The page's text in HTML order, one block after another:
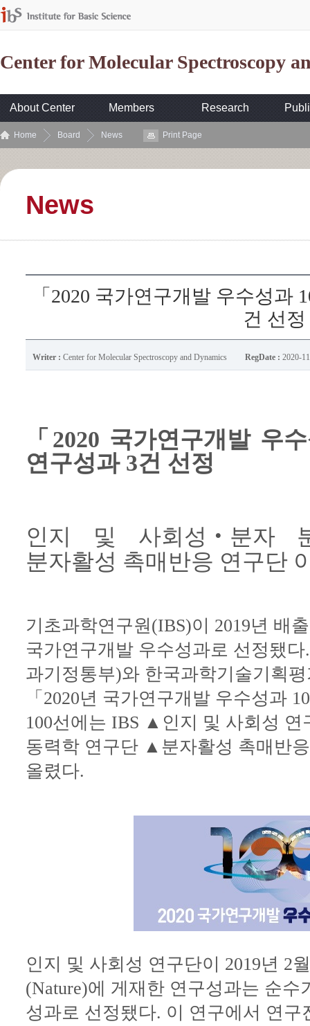
Center for Molecular Spectroscopy
About Center Members Research
Home Board News Print Page
News
「2020 국가연구개발 우수성과
건 선정
Writer : Center for Molecular Spectroscopy and Dynamics RegDate : 2020-
「2020 국가연구개발 우
연구성과 3건 선정
인지 및 사회성‧분자
분자활성 촉매반응 연구단
기초과학연구원(IBS)이 2019년 배
국가연구개발 우수성과로 선정됐
과기정통부)와 한국과학기술기획
「2020년 국가연구개발 우수성과
100선에는 IBS ▲인지 및 사회성
동력학 연구단 ▲분자활성 촉매반
올렸다.
인지 및 사회성 연구단이 2019년 2
(Nature)에 게재한 연구성과는 순
성과로 선정됐다. 이 연구에서 연구